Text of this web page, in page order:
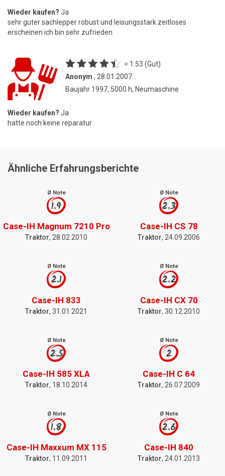
Wieder kaufen? Ja
sehr guter sachlepper robust und leisungsstark zeitloses
erscheinen ich bin sehr zufrieden
= 1.53 (Gut)
Anonym , 28.01.2007
Baujahr 1997, 5000 h, Neumaschine
Wieder kaufen? Ja
hatte noch keine reparatur
Ähnliche Erfahrungsberichte
Ø Note
1.9
Case-IH Magnum 7210 Pro
Traktor, 28.02.2010
Ø Note
2.3
Case-IH CS 78
Traktor, 24.09.2006
Ø Note
2.1
Case-IH 833
Traktor, 31.01.2021
Ø Note
2.2
Case-IH CX 70
Traktor, 30.12.2010
Ø Note
2.5
Case-IH 585 XLA
Traktor, 18.10.2014
Ø Note
2
Case-IH C 64
Traktor, 26.07.2009
Ø Note
1.8
Case-IH Maxxum MX 115
Traktor, 11.09.2011
Ø Note
2.6
Case-IH 840
Traktor, 24.01.2013